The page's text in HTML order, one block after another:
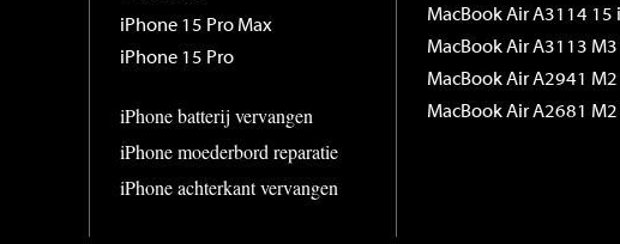
iPhone 15 Pro Max
iPhone 15 Pro
iPhone batterij vervangen
iPhone moederbord reparatie
iPhone achterkant vervangen
MacBook Air A3114 15
MacBook Air A3113
MacBook Air A2941
MacBook Air A2681